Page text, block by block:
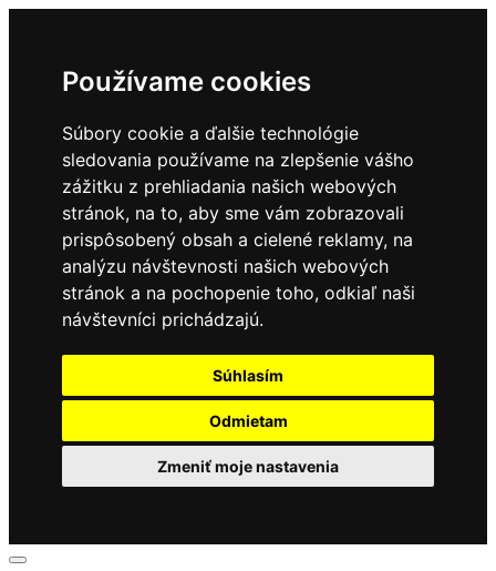
Používame cookies
Súbory cookie a ďalšie technológie
sledovania používame na zlepšenie vášho
zážitku z prehliadania našich webových
stránok, na to, aby sme vám zobrazovali
prispôsobený obsah a cielené reklamy, na
analýzu návštevnosti našich webových
stránok a na pochopenie toho, odkiaľ naši
návštevníci prichádzajú.
Súhlasím
Odmietam
Zmeniť moje nastavenia